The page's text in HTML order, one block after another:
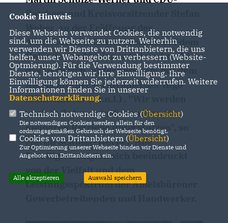
Ratsherr und Kreisvorsitzender Stefan
Weber an der Eröffnung der
Amelsbürener Gewerbeschau auf dem
Gelände der Alexianer teil und suchten
das Gespräch, unter anderem mit dem
Amelsbürener Elektromeister Ingo
Mühlenhöver (v.r.n.l.) . "Wir werden
auch in Zukunft insbesondere die
kleineren Betriebe unterstützen", so
Martin Schulze-Werner. Alle
Beteiligten zeigten sich beeindruckt
von der Vielfalt und dem
Leistungsspektrum der Amelsbürener
Cookie Hinweis
Diese Webseite verwendet Cookies, die notwendig
sind, um die Webseite zu nutzen. Weiterhin
verwenden wir Dienste von Drittanbietern, die uns
helfen, unser Webangebot zu verbessern (Website-
Optmierung). Für die Verwendung bestimmter
Dienste, benötigen wir Ihre Einwilligung. Ihre
Einwilligung können Sie jederzeit widerrufen. Weitere
Informationen finden Sie in unserer
Datenschutzerklärung.
Technisch notwendige Cookies (Übersicht)
Die notwendigen Cookies werden allein für den
ordnungsgemäßen Gebrauch der Webseite benötigt.
Cookies von Drittanbietern (Übersicht)
Zur Optimierung unserer Webseite binden wir Dienste und
Angebote von Drittanbietern ein.
Alle akzeptieren Auswahl speichern